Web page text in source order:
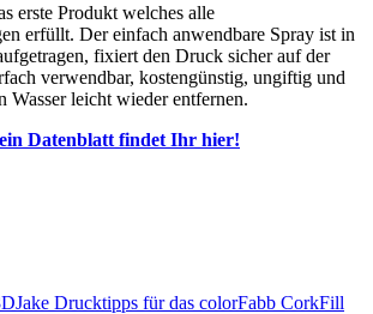
erste Produkt welches alle
erfüllt. Der einfach anwendbare Spray ist in
fixiert den Druck sicher auf der
verwendbar, kostengünstig, ungiftig und
Wasser leicht wieder entfernen.
Datenblatt findet Ihr hier!
Drucktipps für das colorFabb CorkFill